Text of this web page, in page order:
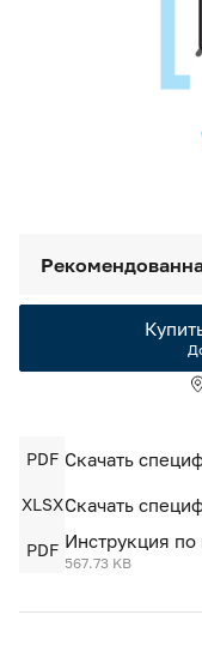
PDF Скачать
XLSXСкачать
PDF Инструкция
567.73 KB
Термоконтейнеры
Единый доступ по